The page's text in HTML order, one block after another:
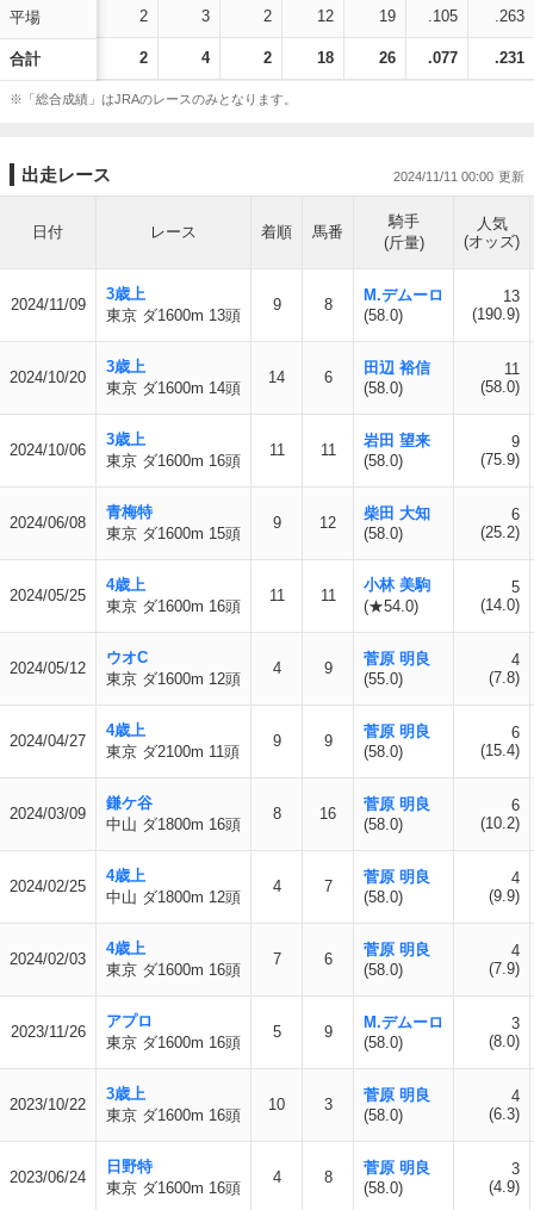
平場
合計
2 3 2 12 19 .105 .263
2 4 2 18 26 .077 .231
※「総合成績」はJRAのレースのみとなります。
出走レース 2024/11/11 00:00
日付 レース 着順 馬番
騎手
(斤量)
人気
(オッズ)
2024/11/09
3歳上
東京 ダ1600m 13頭
9 8
M.デムーロ
(58.0)
13
(190.9)
2024/10/20
3歳上
東京 ダ1600m 14頭
14 6
田辺 裕信
(58.0)
11
(58.0)
2024/10/06
3歳上
東京 ダ1600m 16頭
11 11
岩田 望来
(58.0)
9
(75.9)
2024/06/08
青梅特
東京 ダ1600m 15頭
9 12
柴田 大知
(58.0)
6
(25.2)
2024/05/25
4歳上
東京 ダ1600m 16頭
11 11
小林 美駒
(★54.0)
5
(14.0)
2024/05/12
ウオC
東京 ダ1600m 12頭
4 9
菅原 明良
(55.0)
4
(7.8)
2024/04/27
4歳上
東京 ダ2100m 11頭
9 9
菅原 明良
(58.0)
6
(15.4)
2024/03/09
鎌ケ谷
中山 ダ1800m 16頭
8 16
菅原 明良
(58.0)
6
(10.2)
2024/02/25
4歳上
中山 ダ1800m 12頭
4 7
菅原 明良
(58.0)
4
(9.9)
2024/02/03
4歳上
東京 ダ1600m 16頭
7 6
菅原 明良
(58.0)
4
(7.9)
2023/11/26
アプロ
東京 ダ1600m 16頭
5 9
M.デムーロ
(58.0)
3
(8.0)
2023/10/22
3歳上
東京 ダ1600m 16頭
10 3
菅原 明良
(58.0)
4
(6.3)
2023/06/24
日野特
東京 ダ1600m 16頭
4 8
菅原 明良
(58.0)
3
(4.9)